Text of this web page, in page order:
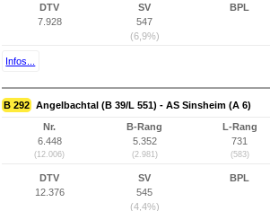
DTV
7.928
SV
547
(6,9%)
BPL
Infos...
B 292 Angelbachtal (B 39/L 551) - AS Sinsheim (A 6)
Nr.
6.448
(12.006)
B-Rang
5.352
(2.981)
L-Rang
731
(583)
DTV
12.376
SV
545
(4,4%)
BPL